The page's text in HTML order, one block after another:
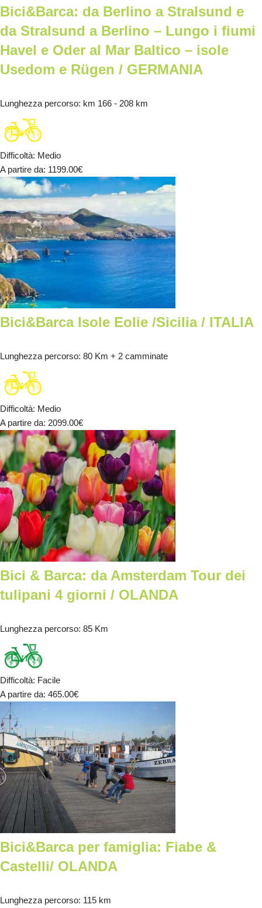
Bici&Barca: da Berlino a Stralsund e
da Stralsund a Berlino – Lungo i fiumi
Havel e Oder al Mar Baltico – isole
Usedom e Rügen / GERMANIA
Lunghezza percorso: km 166 - 208 km
Difficoltà: Medio
A partire da: 1199.00€
Bici&Barca Isole Eolie /Sicilia / ITALIA
Lunghezza percorso: 80 Km + 2 camminate
Difficoltà: Medio
A partire da: 2099.00€
Bici & Barca: da Amsterdam Tour dei
tulipani 4 giorni / OLANDA
Lunghezza percorso: 85 Km
Difficoltà: Facile
A partire da: 465.00€
Bici&Barca per famiglia: Fiabe &
Castelli/ OLANDA
Lunghezza percorso: 115 km